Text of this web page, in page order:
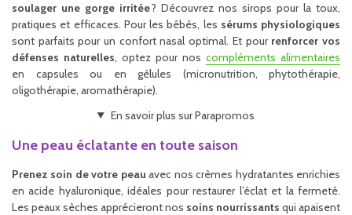
soulager une gorge irritée? Découvrez nos sirops pour la toux,
pratiques et efficaces. Pour les bébés, les sérums physiologiques
sont parfaits pour un confort nasal optimal. Et pour renforcer vos
défenses naturelles, optez pour nos compléments alimentaires
en capsules ou en gélules (micronutrition, phytothérapie,
oligothérapie, aromathérapie).
En savoir plus sur Parapromos
Une peau éclatante en toute saison
Prenez soin de votre peau avec nos crèmes hydratantes enrichies
en acide hyaluronique, idéales pour restaurer l’éclat et la fermeté.
Les peaux sèches apprécieront nos soins nourrissants qui apaisent